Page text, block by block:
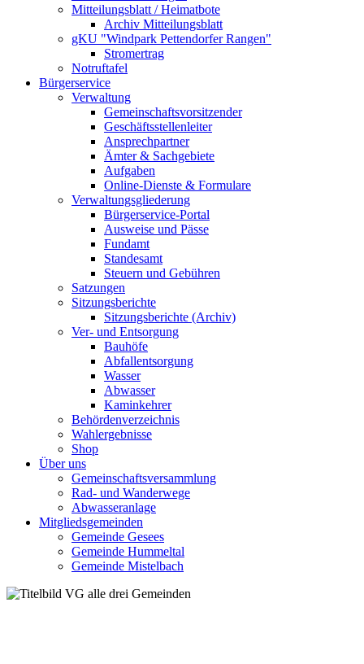
Mitteilungsblatt / Heimatbote
Archiv Mitteilungsblatt
gKU "Windpark Pettendorfer Rangen"
Stromertrag
Notruftafel
Bürgerservice
Verwaltung
Gemeinschaftsvorsitzender
Geschäftsstellenleiter
Ansprechpartner
Ämter & Sachgebiete
Aufgaben
Online-Dienste & Formulare
Verwaltungsgliederung
Bürgerservice-Portal
Ausweise und Pässe
Fundamt
Standesamt
Steuern und Gebühren
Satzungen
Sitzungsberichte
Sitzungsberichte (Archiv)
Ver- und Entsorgung
Bauhöfe
Abfallentsorgung
Wasser
Abwasser
Kaminkehrer
Behördenverzeichnis
Wahlergebnisse
Shop
Über uns
Gemeinschaftsversammlung
Rad- und Wanderwege
Abwasseranlage
Mitgliedsgemeinden
Gemeinde Gesees
Gemeinde Hummeltal
Gemeinde Mistelbach